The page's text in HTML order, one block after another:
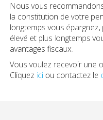
Nous vous
la constitution de votre
longtemps vous
élevé et plus longtemps
avantages fiscaux.
Vous voulez recevoir une
Cliquez ici ou contactez le